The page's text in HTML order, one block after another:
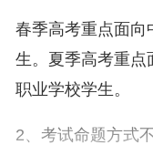
春季高考重点面向
生。夏季高考重点
职业学校学生。
2、考试命题方式